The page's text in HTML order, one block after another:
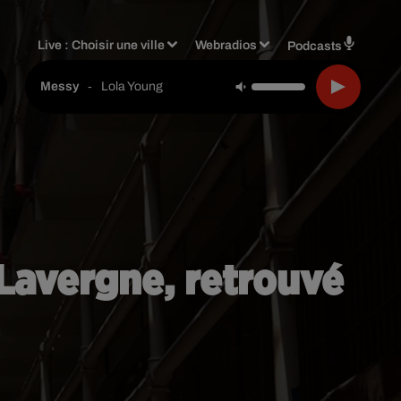
Live :Choisir une ville Webradios Podcasts
Messy - Lola Young
retrouvé